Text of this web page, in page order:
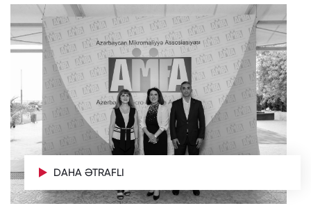
DAHA ƏTRAFLI